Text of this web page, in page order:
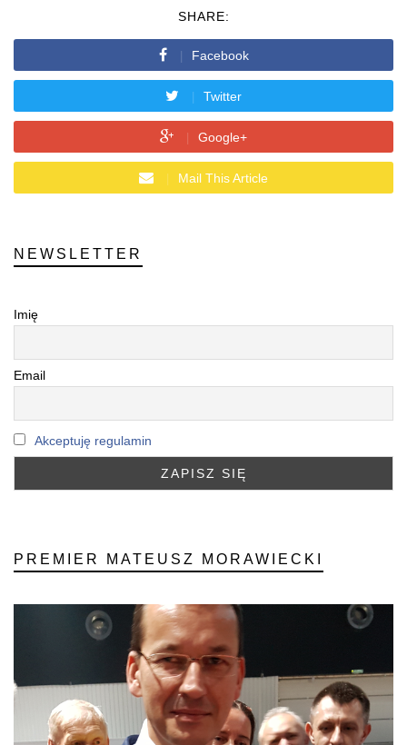
SHARE:
Facebook
Twitter
Google+
Mail This Article
NEWSLETTER
Imię
Email
Akceptuję regulamin
PREMIER MATEUSZ MORAWIECKI